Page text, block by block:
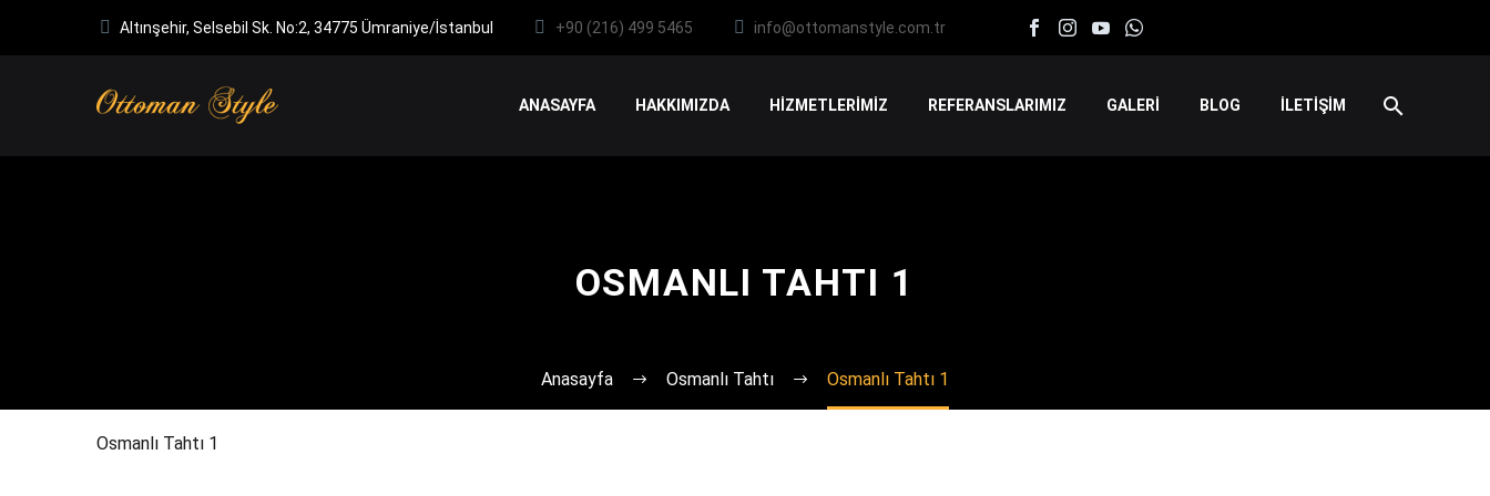
Altınşehir, Selsebil Sk. No:2, 34775 Ümraniye/İstanbul +90 (216) 499 5465 info@ottomanstyle.com.tr
ANASAYFA HAKKIMIZDA HİZMETLERİMİZ REFERANSLARIMIZ GALERİ BLOG İLETİŞİM
OSMANLI TAHTI 1
Anasayfa Osmanlı Tahtı Osmanlı Tahtı 1
Osmanlı Tahtı 1